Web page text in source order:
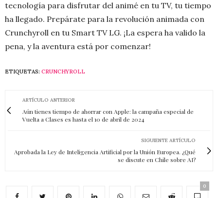
tecnología para disfrutar del animé en tu TV, tu tiempo
ha llegado. Prepárate para la revolución animada con
Crunchyroll en tu Smart TV LG. ¡La espera ha valido la
pena, y la aventura está por comenzar!
ETIQUETAS: CRUNCHYROLL
ARTÍCULO ANTERIOR
Aún tienes tiempo de ahorrar con Apple: la campaña especial de
Vuelta a Clases es hasta el 10 de abril de 2024
SIGUIENTE ARTÍCULO
Aprobada la Ley de Inteligencia Artificial por la Unión Europea. ¿Qué
se discute en Chile sobre AI?
0